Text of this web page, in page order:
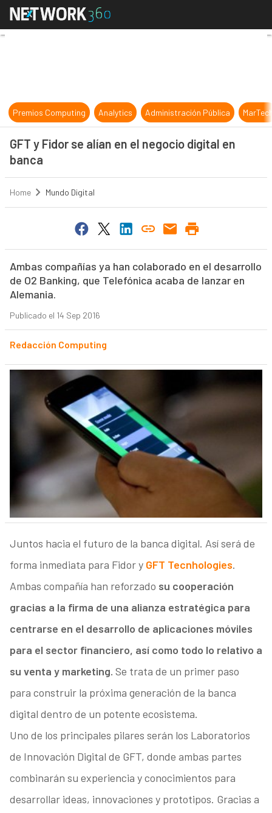
GFT y Fidor se alían en el negocio
Premios Computing Analytics Administración Pública
GFT y Fidor se alían en el negocio digital en
banca
Home Mundo Digital
Ambas compañías ya han colaborado en el desarrollo
de O2 Banking, que Telefónica acaba de lanzar en
Alemania.
Publicado el 14 Sep 2016
Redacción Computing
Juntos hacia el futuro de la banca digital. Así será de
forma inmediata para Fidor y GFT Tecnhologies.
Ambas compañía han reforzado su cooperación
gracias a la firma de una alianza estratégica para
centrarse en el desarrollo de aplicaciones móviles
para el sector financiero, así como todo lo relativo a
su venta y marketing. Se trata de un primer paso
para construir la próxima generación de la banca
digital dentro de un potente ecosistema.
Uno de los principales pilares serán los Laboratorios
de Innovación Digital de GFT, donde ambas partes
combinarán su experiencia y conocimientos para
desarrollar ideas, innovaciones y prototipos. Gracias a